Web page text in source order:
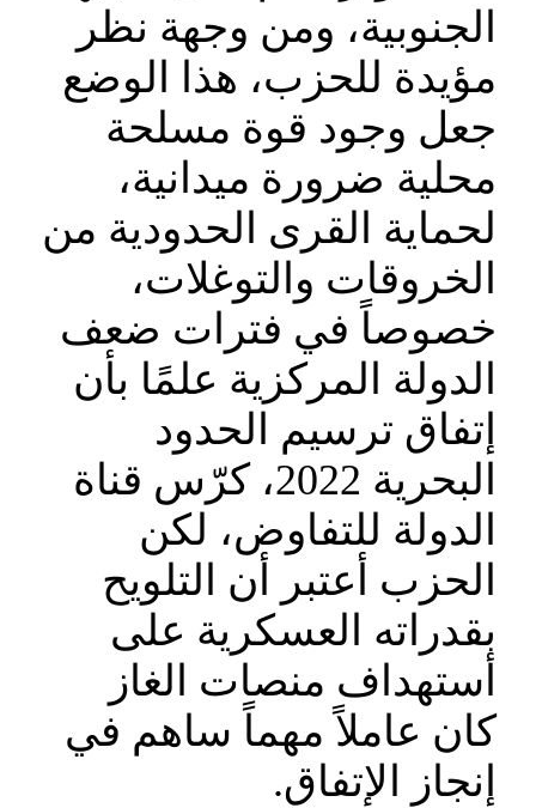
الجنوبية، ومن وجهة نظر
مؤيدة للحزب، هذا الوضع
جعل وجود قوة مسلحة
محلية ضرورة ميدانية،
لحماية القرى الحدودية من
الخروقات والتوغلات،
خصوصاً في فترات ضعف
الدولة المركزية علمًا بأن
إتفاق ترسيم الحدود
البحرية 2022، كرّس قناة
الدولة للتفاوض، لكن
الحزب أعتبر أن التلويح
بقدراته العسكرية على
أستهداف منصات الغاز
كان عاملاً مهماً ساهم في
إنجاز الإتفاق.